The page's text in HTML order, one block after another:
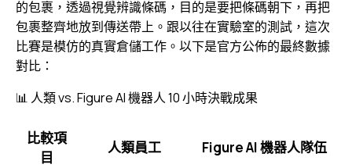
的包裹，透過視覺辨識條碼，目的是要把條碼朝下，再把
包裹整齊地放到傳送帶上。跟以往在實驗室的測試，這次
比賽是模仿的真實倉儲工作。以下是官方公佈的最終數據
對比：
📊 人類 vs. Figure AI 機器人 10 小時決戰成果
比較項
目
人類員工 Figure AI 機器人隊伍